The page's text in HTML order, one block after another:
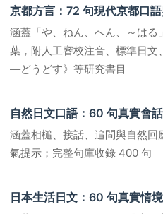
京都方言：72 句現代京都口
涵蓋「や、ねん、へん、～は
葉，附人工審校注音、標準日
―どうどす》等研究書目
自然日文口語：60 句真實會
涵蓋相槌、接話、追問與自然
氣提示；完整句庫收錄 400 句
日本生活日文：60 句真實情